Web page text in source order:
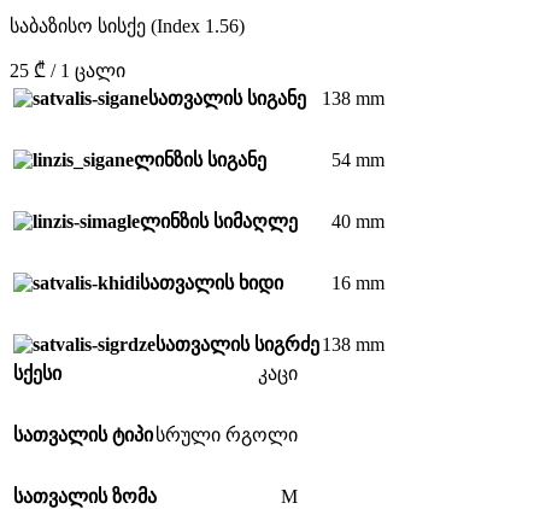
საბაზისო სისქე (Index 1.56)
25 ₾ / 1 ცალი
სათვალის სიგანე
138 mm
ლინზის სიგანე 54 mm
ლინზის სიმაღლე 40 mm
სათვალის ხიდი 16 mm
სათვალის სიგრძე138 mm
სქესი
კაცი
სათვალის ტიპისრული რგოლი
სათვალის ზომა M